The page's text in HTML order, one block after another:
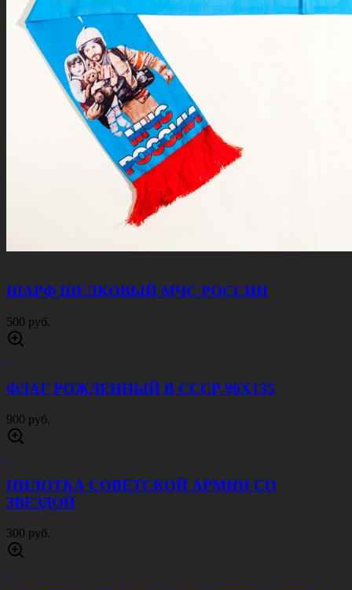
ШАРФ ШЕЛКОВЫЙ МЧС РОССИИ
500 руб.
ФЛАГ РОЖДЕННЫЙ В СССР 90Х135
900 руб.
ПИЛОТКА СОВЕТСКОЙ АРМИИ CО
ЗВЕЗДОЙ
300 руб.